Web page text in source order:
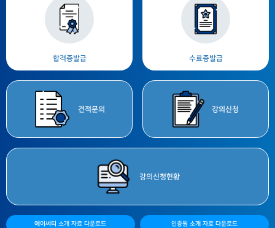
합격증발급 수료증발급
견적문의 강의 신청
강의 신청현황
에이써티 소개 자료 다운로드 인증원 소개 자료 다운로드